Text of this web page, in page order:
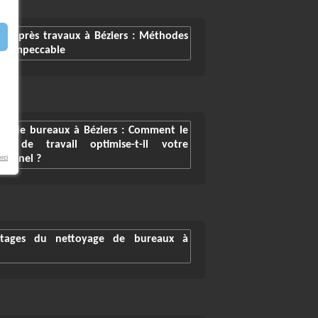
après travaux à Béziers : Méthodes
impeccable
de bureaux à Béziers : Comment le
de travail optimise-t-il votre
?
du nettoyage de bureaux à